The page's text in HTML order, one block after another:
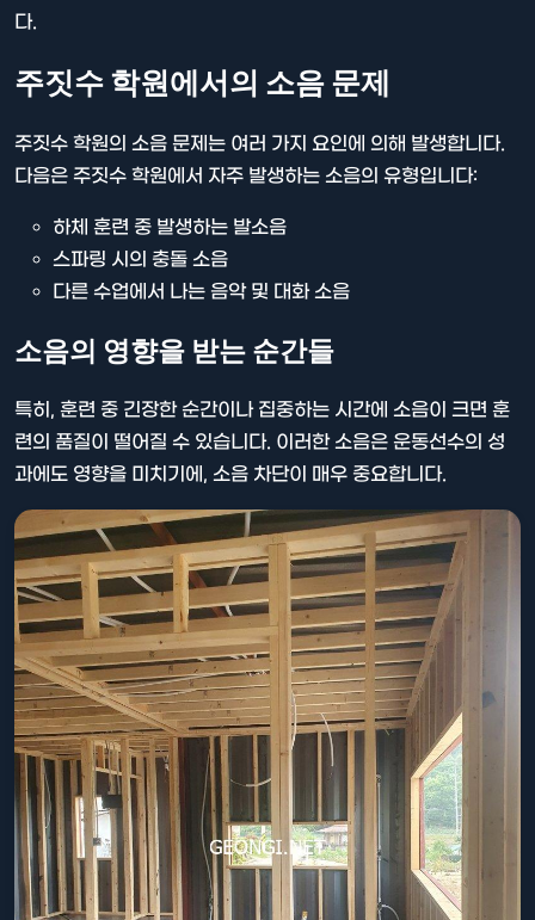
다.
주짓수 학원에서의 소음 문제
주짓수 학원의 소음 문제는 여러 가지 요인에 의해 발생합니다.
다음은 주짓수 학원에서 자주 발생하는 소음의 유형입니다:
하체 훈련 중 발생하는 발소음
스파링 시의 충돌 소음
다른 수업에서 나는 음악 및 대화 소음
소음의 영향을 받는 순간들
특히, 훈련 중 긴장한 순간이나 집중하는 시간에 소음이 크면 훈
련의 품질이 떨어질 수 있습니다. 이러한 소음은 운동선수의 성
과에도 영향을 미치기에, 소음 차단이 매우 중요합니다.